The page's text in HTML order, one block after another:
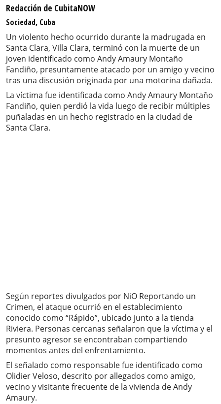
Redacción de CubitaNOW
Sociedad, Cuba
Un violento hecho ocurrido durante la madrugada en
Santa Clara, Villa Clara, terminó con la muerte de un
joven identificado como Andy Amaury Montaño
Fandiño, presuntamente atacado por un amigo y vecino
tras una discusión originada por una motorina dañada.
La víctima fue identificada como Andy Amaury Montaño
Fandiño, quien perdió la vida luego de recibir múltiples
puñaladas en un hecho registrado en la ciudad de
Santa Clara.
Según reportes divulgados por NiO Reportando un
Crimen, el ataque ocurrió en el establecimiento
conocido como “Rápido”, ubicado junto a la tienda
Riviera. Personas cercanas señalaron que la víctima y el
presunto agresor se encontraban compartiendo
momentos antes del enfrentamiento.
El señalado como responsable fue identificado como
Olidier Veloso, descrito por allegados como amigo,
vecino y visitante frecuente de la vivienda de Andy
Amaury.